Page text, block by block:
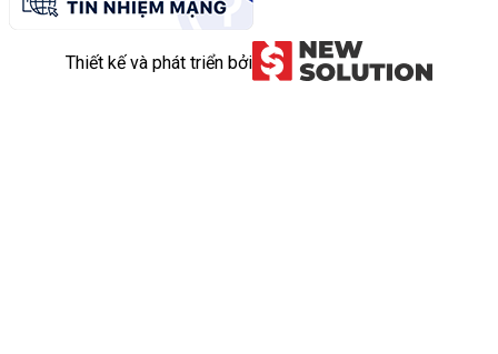
Thiết kế và phát triển bởi